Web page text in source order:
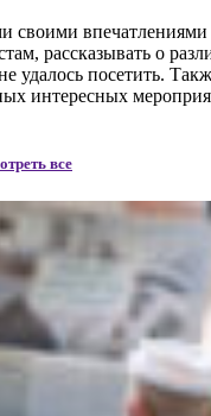
своими впечатлениями
рассказывать о
удалось посетить.
интересных
все